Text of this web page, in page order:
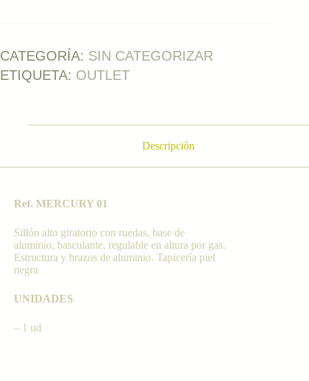
CATEGORÍA: SIN CATEGORIZAR
ETIQUETA: OUTLET
Descripción
Ref. MERCURY 01
Sillón alto giratorio con ruedas, base de
aluminio, basculante, regulable en altura por gas.
Estructura y brazos de aluminio. Tapicería piel
negra
UNIDADES
– 1 ud